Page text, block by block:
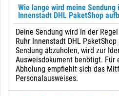
Wie lange wird meine Sendung
Innenstadt DHL PaketShop
Deine Sendung wird in der
Ruhr Innenstadt DHL
Sendung abzuholen, wird zur
Ausweisdokument benötigt. Für
Abholung empfiehlt sich das
Personalausweises.